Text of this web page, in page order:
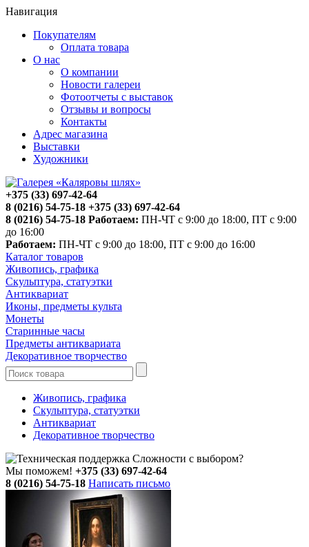
Навигация
Покупателям
Оплата товара
О нас
О компании
Новости галереи
Фотоотчеты с выставок
Отзывы и вопросы
Контакты
Адрес магазина
Выставки
Художники
+375 (33) 697-42-64
8 (0216) 54-75-18 +375 (33) 697-42-64
8 (0216) 54-75-18 Работаем: ПН-ЧТ с 9:00 до 18:00, ПТ с 9:00
до 16:00
Работаем: ПН-ЧТ с 9:00 до 18:00, ПТ с 9:00 до 16:00
Каталог товаров
Живопись, графика
Скульптура, статуэтки
Антиквариат
Иконы, предметы культа
Монеты
Старинные часы
Предметы антиквариата
Декоративное творчество
Живопись, графика
Скульптура, статуэтки
Антиквариат
Декоративное творчество
Сложности с выбором?
Мы поможем! +375 (33) 697-42-64
8 (0216) 54-75-18 Написать письмо